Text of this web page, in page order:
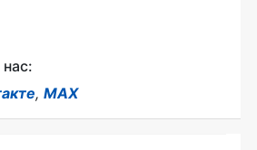
, MAX